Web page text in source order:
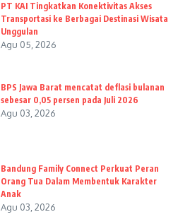
PT KAI Tingkatkan Konektivitas Akses
Transportasi ke Berbagai Destinasi Wisata
Unggulan
Agu 05, 2026
BPS Jawa Barat mencatat deflasi bulanan
sebesar 0,05 persen pada Juli 2026
Agu 03, 2026
Bandung Family Connect Perkuat Peran
Orang Tua Dalam Membentuk Karakter
Anak
Agu 03, 2026